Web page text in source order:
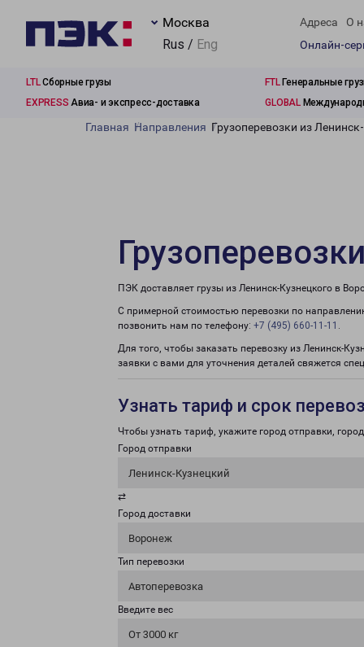
Москва
Rus / Eng
Адреса О
Онлайн-
LTLСборные грузы FTLГенеральные
EXPRESS Авиа- и экспресс-доставка GLOBAL
Главная Направления Грузоперевозки из
ПЭК доставляет грузы из Ленинск-Кузнецкого в
С примерной стоимостью перевозки по
позвонить нам по телефону: +7 (495) 660-11-11 .
Для того, чтобы заказать перевозку из Ленинск-
заявки с вами для уточнения деталей свяжется
Узнать тариф и срок
Чтобы узнать тариф, укажите город отправки,
Город отправки
Ленинск-Кузнецкий
⇄
Город доставки
Воронеж
Тип перевозки
Автоперевозка
Введите вес
От 3000 кг